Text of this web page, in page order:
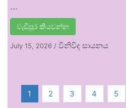
…
වැඩිපුර කියවන්න
July 15, 2026 / විනිවිද සායනය
1 2 3 4 5